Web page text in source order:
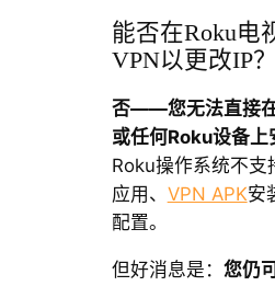
能否在Roku电
VPN以更改IP？
否——您无法直接
或任何Roku设备上
Roku操作系统不支
应用、 VPN APK安
配置。
但好消息是： 您仍